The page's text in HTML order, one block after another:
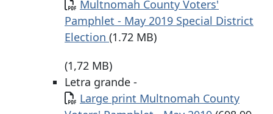
Documento
Multnomah County Voters'
Pamphlet - May 2019 Special District
Election (1.72 MB)
(1,72 MB)
Letra grande -
Documento
Large print Multnomah County